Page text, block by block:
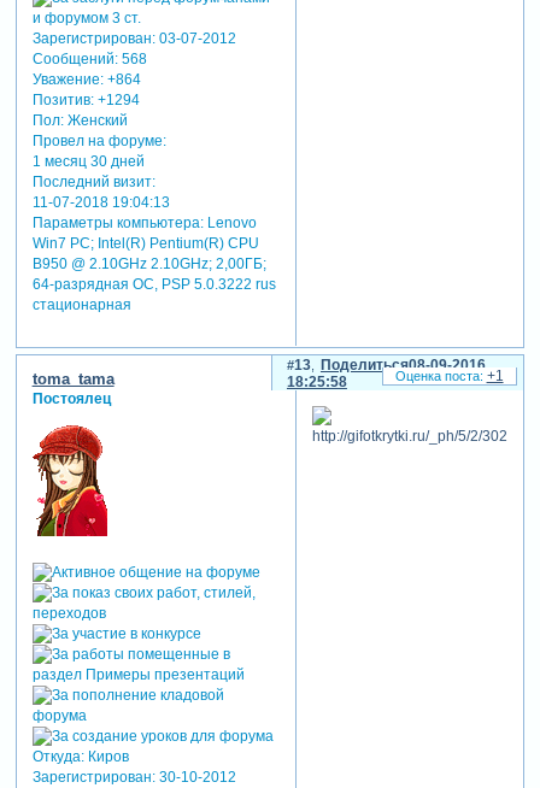
Зарегистрирован: 03-07-2012
Сообщений:568
Уважение: +864
Позитив: +1294
Пол:Женский
Провел на форуме:
1 месяц 30 дней
Последний визит:
11-07-2018 19:04:13
Параметры компьютера:Lenovo
Win7 PC; Intel(R) Pentium(R) CPU
B950 @ 2.10GHz 2.10GHz; 2,00ГБ;
64-разрядная ОС, PSP 5.0.3222 rus
стационарная
Поделиться
13
08-09-2016
18:25:58
toma_tama
Постоялец
Откуда:Киров
Зарегистрирован: 30-10-2012
+1